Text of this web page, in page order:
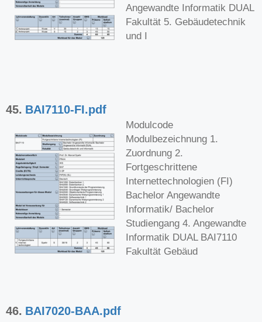
Angewandte Informatik DUAL
Fakultät 5. Gebäudetechnik
und I
45. BAI7110-FI.pdf
Modulcode
Modulbezeichnung 1.
Zuordnung 2.
Fortgeschrittene
Internettechnologien (FI)
Bachelor Angewandte
Informatik/ Bachelor
Studiengang 4. Angewandte
Informatik DUAL BAI7110
Fakultät Gebäud
46. BAI7020-BAA.pdf